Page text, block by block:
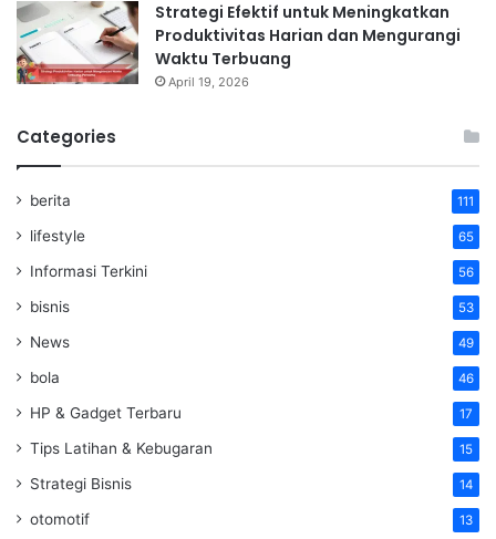
Strategi Efektif untuk Meningkatkan
Produktivitas Harian dan Mengurangi
Waktu Terbuang
April 19, 2026
Categories
berita 111
lifestyle 65
Informasi Terkini 56
bisnis 53
News 49
bola 46
HP & Gadget Terbaru 17
Tips Latihan & Kebugaran 15
Strategi Bisnis 14
otomotif 13